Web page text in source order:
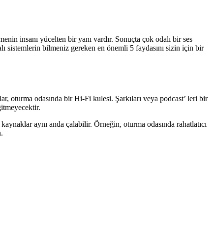
insanı yücelten bir yanı vardır. Sonuçta çok odalı bir ses
sistemlerin bilmeniz gereken en önemli 5 faydasını sizin için bir
oturma odasında bir Hi-Fi kulesi. Şarkıları veya podcast’ leri bir
aynı anda çalabilir. Örneğin, oturma odasında rahatlatıcı